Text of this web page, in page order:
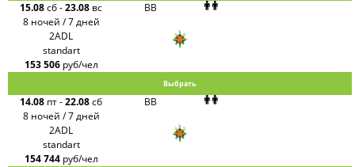
15.08сб-23.08 вс
8 ночей / 7 дней
BB
2ADL
standart
153 506 руб/чел
Выбрать
14.08 пт-22.08сб
8 ночей / 7 дней
BB
2ADL
standart
154 744 руб/чел